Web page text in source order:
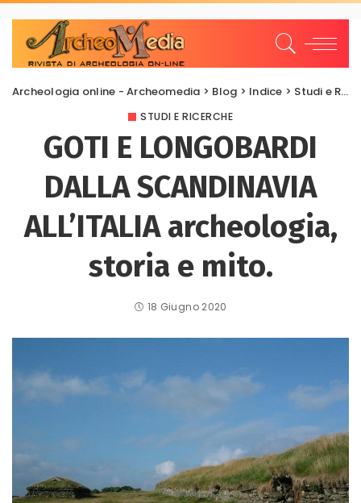
Archeologia online - Archeomedia > Blog > Indice > Studi e Ricerche
STUDI E RICERCHE
GOTI E LONGOBARDI
DALLA SCANDINAVIA
ALL’ITALIA archeologia,
storia e mito.
18 Giugno 2020